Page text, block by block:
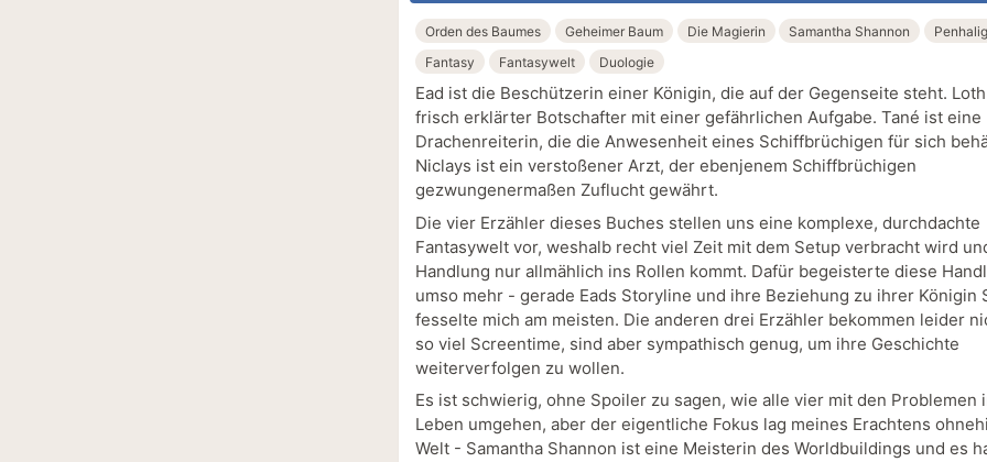
Orden des Baumes Geheimer Baum Die Magierin Samantha Shannon
Fantasy
Fantasywelt Duologie
Ead ist die Beschützerin einer Königin, die auf der Gegenseite steht.
frisch erklärter Botschafter mit einer gefährlichen Aufgabe. Tané ist eine
Drachenreiterin, die die Anwesenheit eines Schiffbrüchigen für sich
Niclays ist ein verstoßener Arzt, der ebenjenem Schiffbrüchigen
gezwungenermaßen Zuflucht gewährt.
Die vier Erzähler dieses Buches stellen uns eine komplexe, durchdachte
Fantasywelt vor, weshalb recht viel Zeit mit dem Setup verbracht wird
Handlung nur allmählich ins Rollen kommt. Dafür begeisterte diese
umso mehr - gerade Eads Storyline und ihre Beziehung zu ihrer Königin
fesselte mich am meisten. Die anderen drei Erzähler bekommen leider
so viel Screentime, sind aber sympathisch genug, um ihre Geschichte
weiterverfolgen zu wollen.
Es ist schwierig, ohne Spoiler zu sagen, wie alle vier mit den Problemen
Leben umgehen, aber der eigentliche Fokus lag meines Erachtens
Welt - Samantha Shannon ist eine Meisterin des Worldbuildings und es